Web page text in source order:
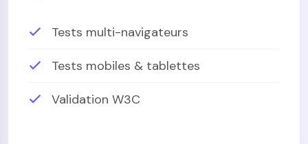
Tests multi-navigateurs
Tests mobiles & tablettes
Validation W3C